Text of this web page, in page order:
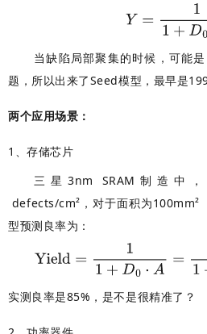
当缺陷局部聚集的时候，可能
题，所以出来了Seed模型，最早是
两个应用场景：
1、存储芯片
三星3nm SRAM制造中
defects/cm²，对于面积为100mm²
型预测良率为：
实测良率是85%，是不是很精准了？